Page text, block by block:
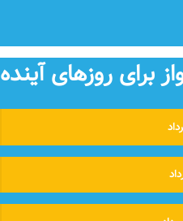
برای روزهای آينده